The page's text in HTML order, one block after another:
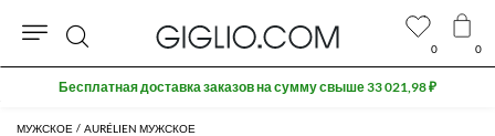
МУЖСКОЕ AURÉLIEN МУЖСКОЕ
0 0
Поиск
Бесплатная доставка заказов на сумму свыше 33 021,98 ₽